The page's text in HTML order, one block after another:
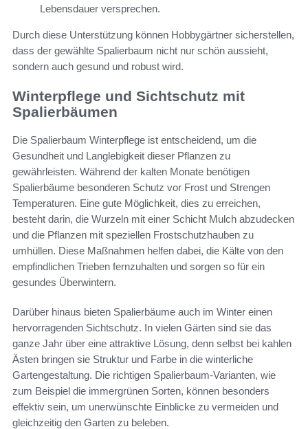
Lebensdauer versprechen.
Durch diese Unterstützung können Hobbygärtner sicherstellen,
dass der gewählte Spalierbaum nicht nur schön aussieht,
sondern auch gesund und robust wird.
Winterpflege und Sichtschutz mit
Spalierbäumen
Die Spalierbaum Winterpflege ist entscheidend, um die
Gesundheit und Langlebigkeit dieser Pflanzen zu
gewährleisten. Während der kalten Monate benötigen
Spalierbäume besonderen Schutz vor Frost und Strengen
Temperaturen. Eine gute Möglichkeit, dies zu erreichen,
besteht darin, die Wurzeln mit einer Schicht Mulch abzudecken
und die Pflanzen mit speziellen Frostschutzhauben zu
umhüllen. Diese Maßnahmen helfen dabei, die Kälte von den
empfindlichen Trieben fernzuhalten und sorgen so für ein
gesundes Überwintern.
Darüber hinaus bieten Spalierbäume auch im Winter einen
hervorragenden Sichtschutz. In vielen Gärten sind sie das
ganze Jahr über eine attraktive Lösung, denn selbst bei kahlen
Ästen bringen sie Struktur und Farbe in die winterliche
Gartengestaltung. Die richtigen Spalierbaum-Varianten, wie
zum Beispiel die immergrünen Sorten, können besonders
effektiv sein, um unerwünschte Einblicke zu vermeiden und
gleichzeitig den Garten zu beleben.